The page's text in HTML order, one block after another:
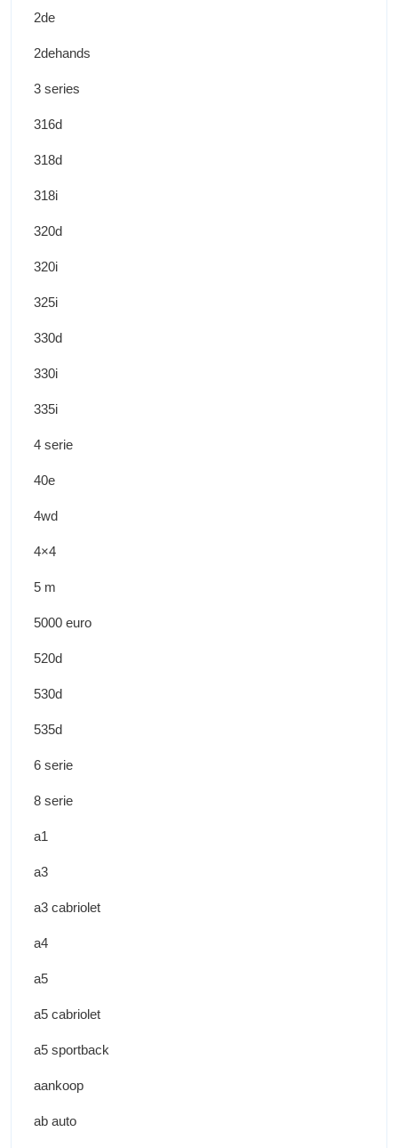
2de
2dehands
3 series
316d
318d
318i
320d
320i
325i
330d
330i
335i
4 serie
40e
4wd
4×4
5 m
5000 euro
520d
530d
535d
6 serie
8 serie
a1
a3
a3 cabriolet
a4
a5
a5 cabriolet
a5 sportback
aankoop
ab auto